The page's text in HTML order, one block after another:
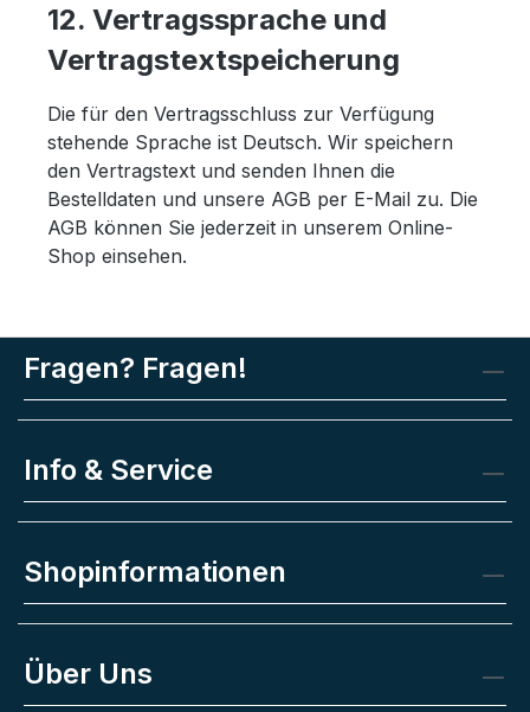
12. Vertragssprache und
Vertragstextspeicherung
Die für den Vertragsschluss zur Verfügung
stehende Sprache ist Deutsch. Wir speichern
den Vertragstext und senden Ihnen die
Bestelldaten und unsere AGB per E-Mail zu. Die
AGB können Sie jederzeit in unserem Online-
Shop einsehen.
Fragen? Fragen!
Info & Service
Shopinformationen
Über Uns